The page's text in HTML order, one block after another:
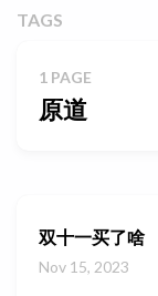
TAGS
1 PAGE
原道
双十一买了啥
Nov 15, 2023